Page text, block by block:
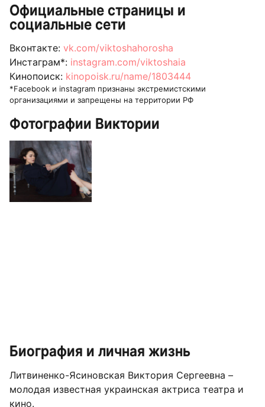
Официальные страницы и
социальные сети
Вконтакте: vk.com/viktoshahorosha
Инстаграм*: instagram.com/viktoshaia
Кинопоиск: kinopoisk.ru/name/1803444
*Facebook и instagram признаны экстремистскими
организациями и запрещены на территории РФ
Фотографии Виктории
Биография и личная жизнь
Литвиненко-Ясиновская Виктория Сергеевна –
молодая известная украинская актриса театра и
кино.